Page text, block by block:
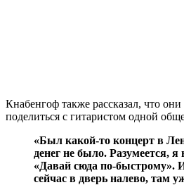
Кнабенгоф также рассказал, что
поделиться с гитаристом одной
«Был какой-то концерт в
денег не было. Разумеется,
«Давай сюда по-быстрому».
сейчас в дверь налево, там